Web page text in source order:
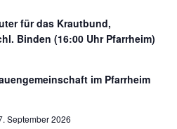
für das Krautbund,
Binden (16:00 Uhr Pfarrheim)
im Pfarrheim
September 2026